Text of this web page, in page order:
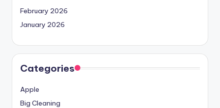
February 2026
January 2026
Categories
Apple
Big Cleaning